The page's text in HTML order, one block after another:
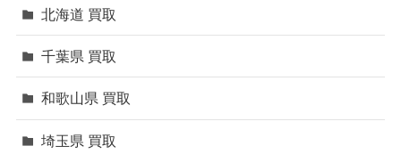
北海道 買取
千葉県 買取
和歌山県 買取
埼玉県 買取